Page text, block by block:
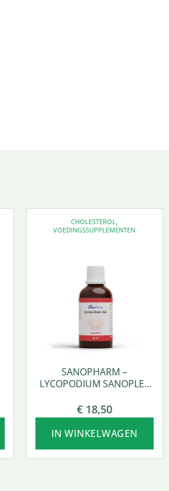
CHOLESTEROL
VOEDINGSSUPPLEMENTEN
SANOPHARM –
LYCOPODIUM SANOPLEX
€18,50
IN WINKELWAGEN